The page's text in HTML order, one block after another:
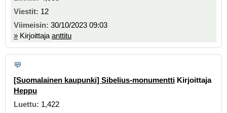
12
30/10/2023 09:03
» Kirjoittaja anttitu
[Suomalainen kaupunki] Sibelius-monumentti Kirjoittaja
Heppu
1,422